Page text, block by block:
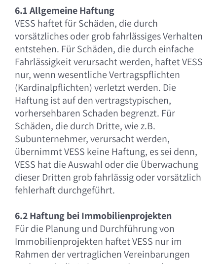
6.1 Allgemeine Haftung
VESS haftet für Schäden, die durch
vorsätzliches oder grob fahrlässiges Verhalten
entstehen. Für Schäden, die durch einfache
Fahrlässigkeit verursacht werden, haftet VESS
nur, wenn wesentliche Vertragspflichten
(Kardinalpflichten) verletzt werden. Die
Haftung ist auf den vertragstypischen,
vorhersehbaren Schaden begrenzt. Für
Schäden, die durch Dritte, wie z.B.
Subunternehmer, verursacht werden,
übernimmt VESS keine Haftung, es sei denn,
VESS hat die Auswahl oder die Überwachung
dieser Dritten grob fahrlässig oder vorsätzlich
fehlerhaft durchgeführt.
6.2 Haftung bei Immobilienprojekten
Für die Planung und Durchführung von
Immobilienprojekten haftet VESS nur im
Rahmen der vertraglichen Vereinbarungen